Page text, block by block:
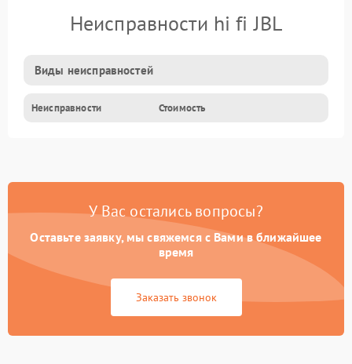
Неисправности hi fi JBL
Виды неисправностей
Неисправности Стоимость
У Вас остались вопросы?
Оставьте заявку, мы свяжемся с Вами в ближайшее
время
Заказать звонок